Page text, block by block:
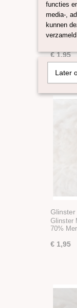
70%
€ 1,95
Glinster
70%
€ 1,95
functies
media-,
kunnen
Later